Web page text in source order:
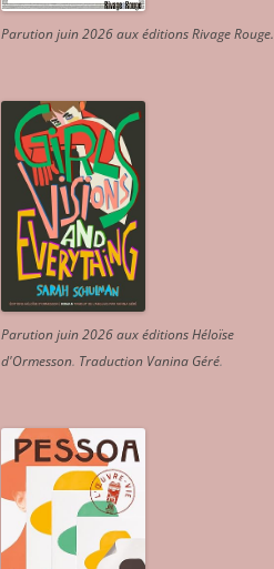
Parution juin 2026 aux éditions Rivage Rouge.
Parution juin 2026 aux éditions Héloïse
d'Ormesson. Traduction Vanina Géré.